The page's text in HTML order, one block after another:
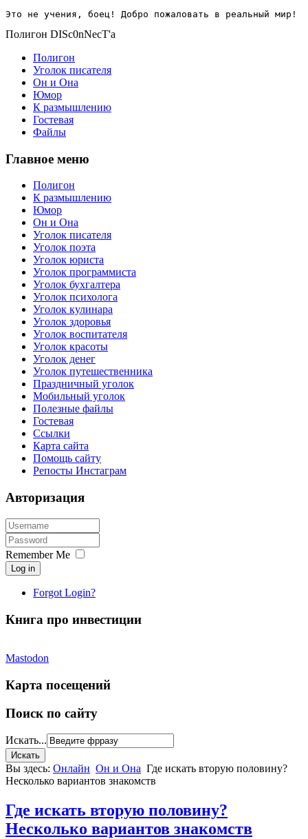
Это не учения, боец! Добро пожаловать в реальный мир!
Полигон DISc0nNecT'a
Полигон
Уголок писателя
Он и Она
Юмор
К размышлению
Гостевая
Файлы
Главное меню
Полигон
К размышлению
Юмор
Он и Она
Уголок писателя
Уголок поэта
Уголок юриста
Уголок программиста
Уголок бухгалтера
Уголок психолога
Уголок кулинара
Уголок здоровья
Уголок воспитателя
Уголок красоты
Уголок денег
Уголок путешественника
Праздничный уголок
Мобильный уголок
Полезные файлы
Гостевая
Ссылки
Карта сайта
Помощь сайту
Репосты Инстаграм
Авторизация
Remember Me
Log in
Forgot Login?
Книга про инвестиции
Mastodon
Карта посещений
Поиск по сайту
Искать...
Вы здесь: Онлайн Он и Она Где искать вторую половину?
Несколько вариантов знакомств
Где искать вторую половину?
Несколько вариантов знакомств